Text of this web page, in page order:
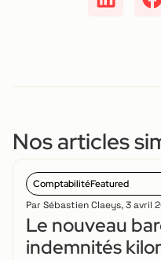
Nos articles
ComptabilitéFeatured
Par Sébastien Claeys,3 avril
Le nouveau
indemnités